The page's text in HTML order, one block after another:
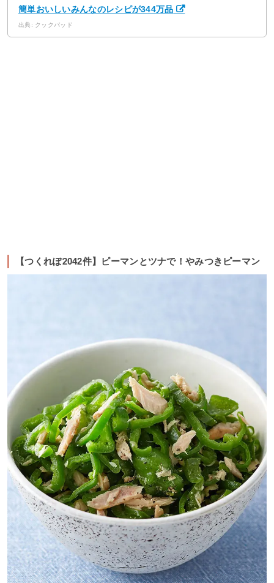
簡単おいしいみんなのレシピが344万品
出典: クックパッド
【つくれぽ2042件】ピーマンとツナで！やみつきピーマン